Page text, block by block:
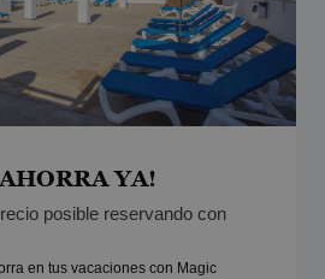
YA!
posible reservando con
en tus vacaciones con Magic